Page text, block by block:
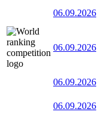
06.09.2026
06.09.2026
06.09.2026
06.09.2026